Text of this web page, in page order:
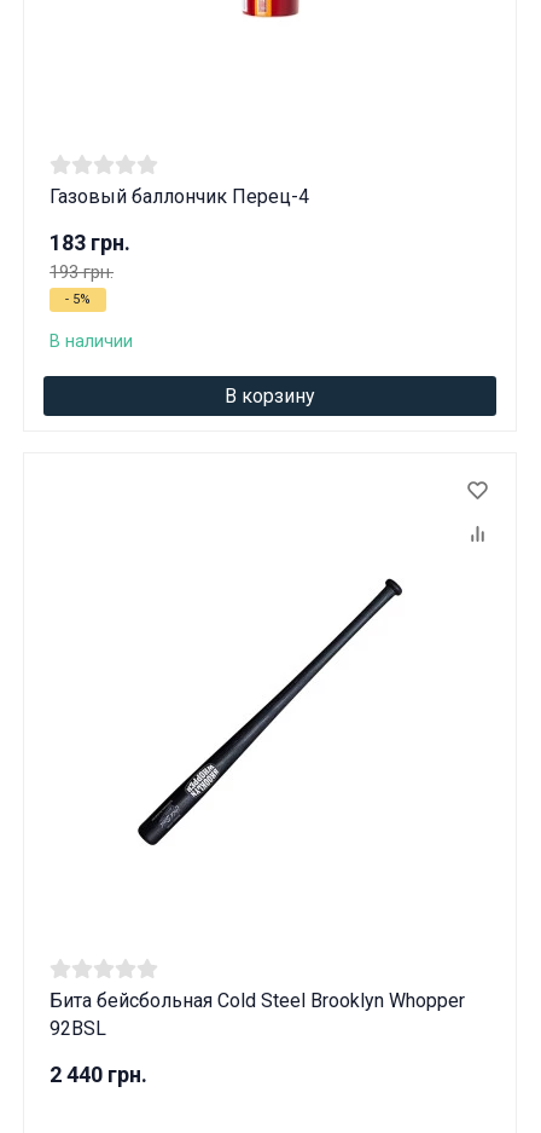
Газовый баллончик Перец-4
183 грн.
193 грн.
- 5%
В наличии
В корзину
Бита бейсбольная Cold Steel Brooklyn Whopper
92BSL
2 440 грн.